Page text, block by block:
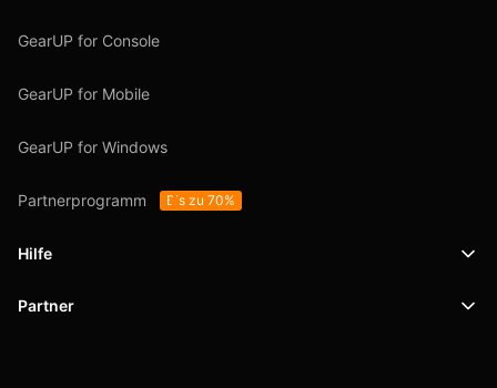
GearUP for Console
GearUP for Mobile
GearUP for Windows
Partnerprogramm Bis zu 70%
Hilfe
Support
Partner